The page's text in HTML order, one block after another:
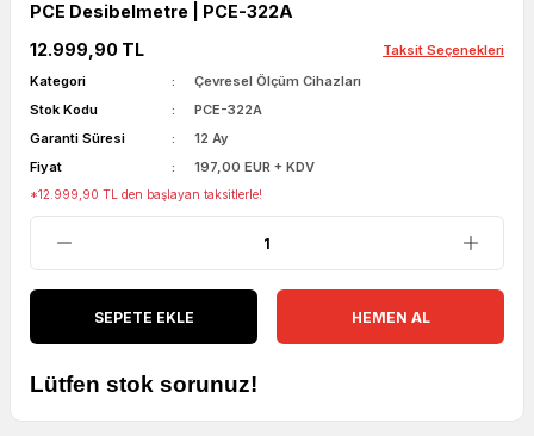
PCE Desibelmetre | PCE-322A
12.999,90 TL
Taksit Seçenekleri
Kategori
Çevresel Ölçüm Cihazları
Stok Kodu
PCE-322A
Garanti Süresi
12 Ay
Fiyat
197,00 EUR + KDV
*12.999,90 TL den başlayan taksitlerle!
SEPETE EKLE HEMEN AL
Lütfen stok sorunuz!